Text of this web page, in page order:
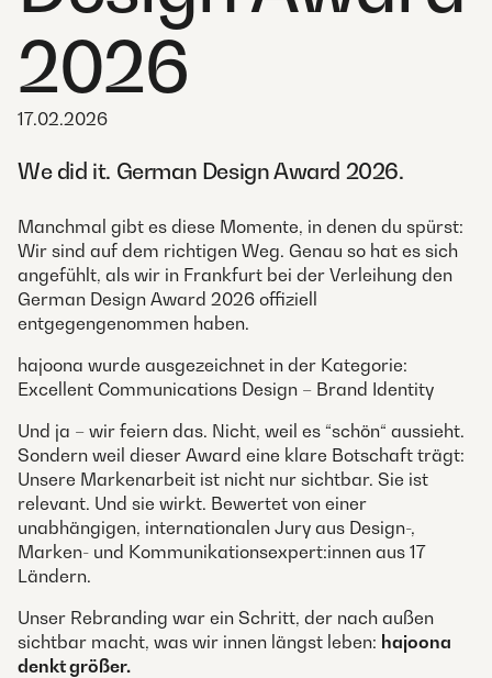
2026
17.02.2026
We did it. German Design Award 2026.
Manchmal gibt es diese Momente, in denen du spürst:
Wir sind auf dem richtigen Weg. Genau so hat es sich
angefühlt, als wir in Frankfurt bei der Verleihung den
German Design Award 2026 offiziell
entgegengenommen haben.
hajoona wurde ausgezeichnet in der Kategorie:
Excellent Communications Design – Brand Identity
Und ja – wir feiern das. Nicht, weil es “schön“ aussieht.
Sondern weil dieser Award eine klare Botschaft trägt:
Unsere Markenarbeit ist nicht nur sichtbar. Sie ist
relevant. Und sie wirkt. Bewertet von einer
unabhängigen, internationalen Jury aus Design-,
Marken- und Kommunikationsexpert:innen aus 17
Ländern.
Unser Rebranding war ein Schritt, der nach außen
sichtbar macht, was wir innen längst leben: hajoona
denkt größer.